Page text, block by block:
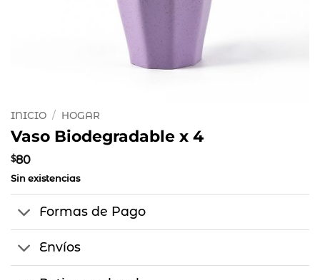
INICIO / HOGAR
Vaso Biodegradable x 4
$80
Sin existencias
Formas de Pago
Envíos